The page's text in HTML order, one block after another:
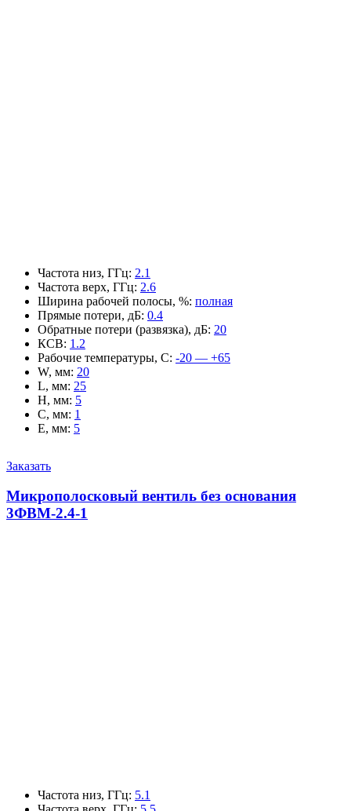
Частота низ, ГГц: 2.1
Частота верх, ГГц: 2.6
Ширина рабочей полосы, %: полная
Прямые потери, дБ: 0.4
Обратные потери (развязка), дБ: 20
КСВ: 1.2
Рабочие температуры, С: -20 — +65
W, мм: 20
L, мм: 25
H, мм: 5
C, мм: 1
E, мм: 5
Заказать
Микрополосковый вентиль без основания
3ФВМ-2.4-1
Частота низ, ГГц: 5.1